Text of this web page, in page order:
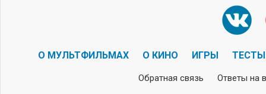
О МУЛЬТФИЛЬМАХ О КИНО ИГРЫ ТЕСТЫ
Обратная связь Ответы на